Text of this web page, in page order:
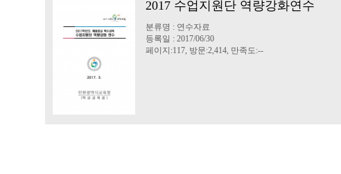
2017 수업지원단 역량강화연수
분류명 : 연수자료
등록일 : 2017/06/30
페이지:117, 방문:2,414, 만족도:--